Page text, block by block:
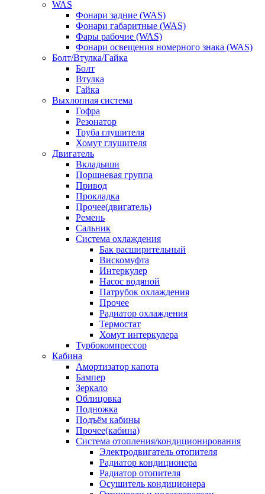
WAS
Фонари задние (WAS)
Фонари габаритные (WAS)
Фары рабочие (WAS)
Фонари освещения номерного знака (WAS)
Болт/Втулка/Гайка
Болт
Втулка
Гайка
Выхлопная система
Гофра
Резонатор
Труба глушителя
Хомут глушителя
Двигатель
Вкладыши
Поршневая группа
Привод
Прокладка
Прочее(двигатель)
Ремень
Сальник
Система охлаждения
Бак расширительный
Вискомуфта
Интеркулер
Насос водяной
Патрубок охлаждения
Прочее
Радиатор охлаждения
Термостат
Хомут интеркулера
Турбокомпрессор
Кабина
Амортизатор капота
Бампер
Зеркало
Облицовка
Подножка
Подъём кабины
Прочее(кабина)
Система отопления/кондиционирования
Электродвигатель отопителя
Радиатор кондиционера
Радиатор отопителя
Осушитель кондиционера